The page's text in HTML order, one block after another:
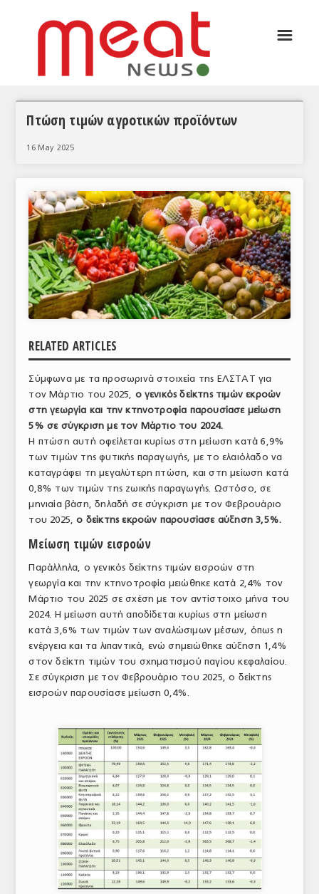
ΑΝΑΛΥΣΕΙΣ
ΚΟΣΜΟΣ
ΕΙΔΗΣΕΙΣ
ΕΥΡΩΠΑΪΚΕΣ ΑΠΟΦΑΣΕΙΣ
ΘΕΜΑΤΑ
ΑΝΑΛΥΣΕΙΣ
ΠΑΡΑΓΩΓΗ & ΕΜΠΟΡΙΑ
ΣΦΑΓΕΙΑ
ΠΡΩΤΕΣ ΥΛΕΣ
ΥΠΗΡΕΣΙΕΣ
ΕΜΠΟΡΙΚΟΙ ΑΝΤΙΠΡΟΣΩΠΟΙ
ΝΟΜΟΘΕΣΙΑ
ΕΛΛΗΝΙΚΗ ΝΟΜΟΘΕΣΙΑ
ΕΥΡΩΠΑΪΚΗ ΝΟΜΟΘΕΣΙΑ
ΤΟ ΠΕΡΙΟΔΙΚΟ
Profile
ΣΥΝΕΔΡΙΟ ΚΡΕΑΤΟΣ
☰
Πτώση τιμών αγροτικών προϊόντων
16 May 2025
RELATED ARTICLES
Σύμφωνα με τα προσωρινά στοιχεία της ΕΛΣΤΑΤ για
τον Μάρτιο του 2025, ο γενικός δείκτης τιμών εκροών
στη γεωργία και την κτηνοτροφία παρουσίασε μείωση
5% σε σύγκριση με τον Μάρτιο του 2024.
Η πτώση αυτή οφείλεται κυρίως στη μείωση κατά 6,9%
των τιμών της φυτικής παραγωγής, με το ελαιόλαδο να
καταγράφει τη μεγαλύτερη πτώση, και στη μείωση κατά
0,8% των τιμών της ζωικής παραγωγής. Ωστόσο, σε
μηνιαία βάση, δηλαδή σε σύγκριση με τον Φεβρουάριο
του 2025, ο δείκτης εκροών παρουσίασε αύξηση 3,5%.
Μείωση τιμών εισροών
Παράλληλα, ο γενικός δείκτης τιμών εισροών στη
γεωργία και την κτηνοτροφία μειώθηκε κατά 2,4% τον
Μάρτιο του 2025 σε σχέση με τον αντίστοιχο μήνα του
2024. Η μείωση αυτή αποδίδεται κυρίως στη μείωση
κατά 3,6% των τιμών των αναλώσιμων μέσων, όπως η
ενέργεια και τα λιπαντικά, ενώ σημειώθηκε αύξηση 1,4%
στον δείκτη τιμών του σχηματισμού παγίου κεφαλαίου.
Σε σύγκριση με τον Φεβρουάριο του 2025, ο δείκτης
εισροών παρουσίασε μείωση 0,4%.